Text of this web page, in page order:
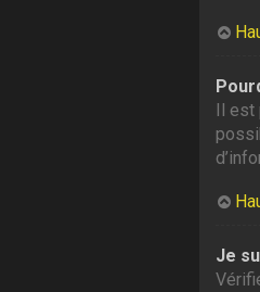
Il est
Je